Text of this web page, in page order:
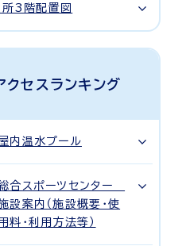
3階配置図
クセスランキング
内温水プール
合スポーツセンター
設案内（施設概要・使
料・利用方法等）